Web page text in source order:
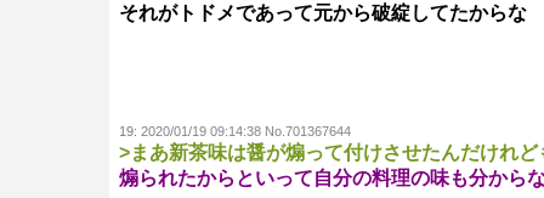
それがトドメであって元から破綻してたからな
19: 2020/01/19 09:14:38 No.701367644
>まあ新茶味は醤が煽って付けさせたんだけれど
煽られたからといって自分の料理の味も分か